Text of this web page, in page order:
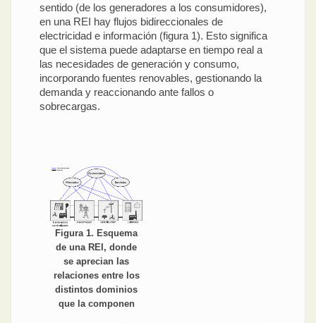
sentido (de los generadores a los consumidores),
en una REI hay flujos bidireccionales de
electricidad e información (figura 1). Esto significa
que el sistema puede adaptarse en tiempo real a
las necesidades de generación y consumo,
incorporando fuentes renovables, gestionando la
demanda y reaccionando ante fallos o
sobrecargas.
Figura 1. Esquema
de una REI, donde
se aprecian las
relaciones entre los
distintos dominios
que la componen